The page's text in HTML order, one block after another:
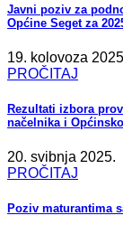
Javni poziv za
Općine Seget za
19. kolovoza
PROČITAJ
Rezultati izbora
načelnika i
20. svibnja 2025.
PROČITAJ
Poziv maturantima